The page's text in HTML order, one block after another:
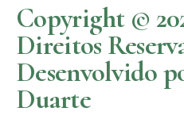
Copyright ©
Direitos
Desenvolvido
Duarte